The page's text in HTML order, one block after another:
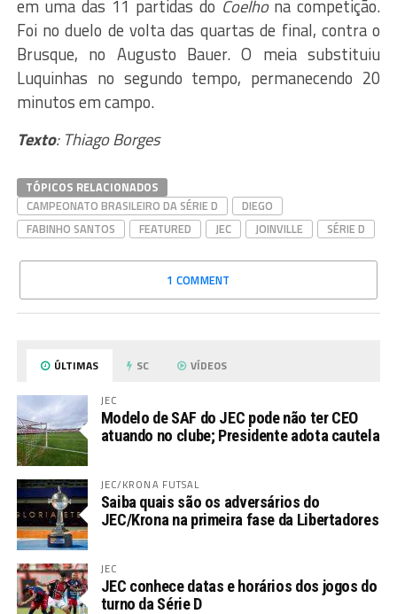
em uma das 11 partidas do Coelhona competição.
Foi no duelo de volta das quartas de final, contra o
Brusque, no Augusto Bauer. O meia substituiu
Luquinhas no segundo tempo, permanecendo 20
minutos em campo.
Texto: Thiago Borges
TÓPICOS RELACIONADOS
CAMPEONATO BRASILEIRO DA SÉRIE D
DIEGO
FABINHO SANTOS
FEATURED JEC JOINVILLE SÉRIE D
1 COMMENT
ÚLTIMAS SC VÍDEOS
JEC
Modelo de SAF do JEC pode não ter CEO
atuando no clube; Presidente adota cautela
JEC/KRONA FUTSAL
Saiba quais são os adversários do
JEC/Krona na primeira fase da Libertadores
JEC
JEC conhece datas e horários dos jogos do
turno da Série D